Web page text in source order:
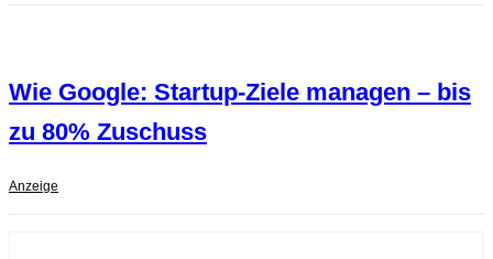
Wie Google: Startup-Ziele managen – bis
zu 80% Zuschuss
Anzeige